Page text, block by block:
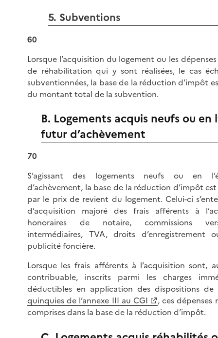
5. Subventions
60
Lorsque l’acquisition du logement ou les
de réhabilitation qui y sont réalisées, le cas
subventionnées, la base de la réduction d’impôt
du montant total de la subvention.
B. Logements acquis neufs ou en
futur d’achèvement
70
S’agissant des logements neufs ou en
d’achèvement, la base de la réduction d’impôt
par le prix de revient du logement. Celui-ci
d’acquisition majoré des frais afférents à
honoraires de notaire, commissions
intermédiaires, TVA, droits d’enregistrement
publicité foncière.
Lorsque les frais afférents à l’acquisition sont,
contribuable, inscrits parmi les charges
déductibles en application des dispositions de
quinquies de l’annexe III au CGI
, ces dépenses
comprises dans la base de la réduction d’impôt.